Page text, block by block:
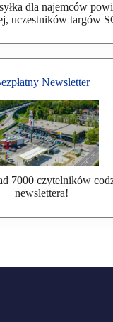
dla najemców
uczestników targów
Newsletter
7000 czytelników
newslettera!